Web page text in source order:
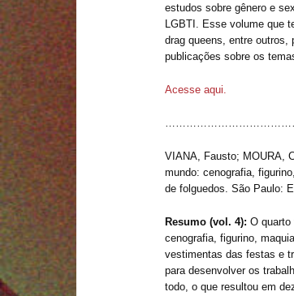
estudos sobre gênero e
LGBTI. Esse volume que
drag queens, entre outros,
publicações sobre os
Acesse aqui.
VIANA, Fausto; MOURA,
mundo: cenografia,
de folguedos. São Paulo:
Resumo (vol. 4): O quarto
cenografia, figurino,
vestimentas das festas e
para desenvolver os
todo, o que resultou em